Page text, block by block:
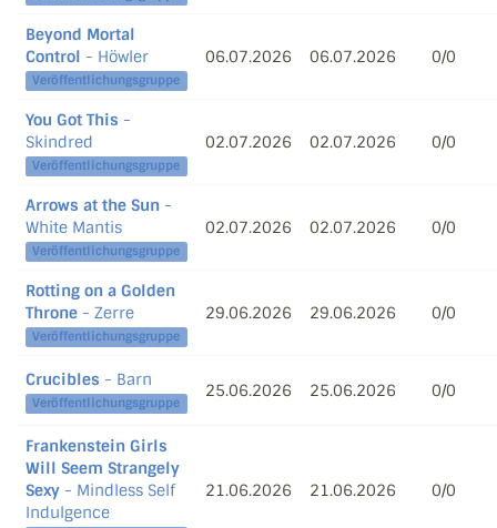
Beyond Mortal
Control - Höwler
Veröffentlichungsgruppe
06.07.2026 06.07.2026 0/0
You Got This -
Skindred
Veröffentlichungsgruppe
02.07.2026 02.07.2026 0/0
Arrows at the Sun -
White Mantis
Veröffentlichungsgruppe
02.07.2026 02.07.2026 0/0
Rotting on a Golden
Throne - Zerre
Veröffentlichungsgruppe
29.06.2026 29.06.2026 0/0
Crucibles - Barn
Veröffentlichungsgruppe
25.06.2026 25.06.2026 0/0
Frankenstein Girls
Will Seem Strangely
Sexy - Mindless Self
Indulgence
21.06.2026 21.06.2026 0/0